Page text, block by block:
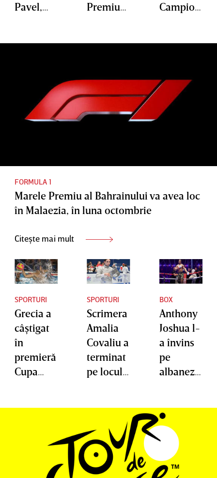
Pavel,
Premiu
abandon
at pe
final
Campion
FORMULA 1
Marele Premiu al Bahrainului va avea loc
în Malaezia, în luna octombrie
Citește mai mult
SPORTURI
Grecia a
câştigat
în
premieră
Cupa
SPORTURI
Scrimera
Amalia
Covaliu a
terminat
pe locul
Mondial
de la
Hong
Kong
BOX
Anthony
Joshua l-
a învins
pe
albanezu
prin KO
în runda
a doua